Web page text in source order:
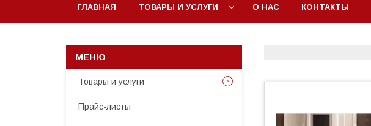
ГЛАВНАЯ ТОВАРЫ И УСЛУГИ О НАС КОНТАКТЫ
Товары и услуги
Прайс-листы